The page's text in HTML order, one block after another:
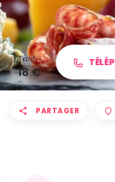
1ere Foire
produits du
Tarif
18 €
PARTAGER